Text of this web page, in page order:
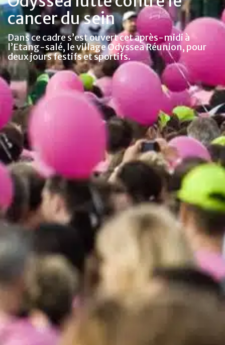
cancer du sein
Dans ce cadre s’est ouvert cet après-midi à
l’Etang-salé, le village Odyssea Réunion, pour
deux jours festifs et sportifs.